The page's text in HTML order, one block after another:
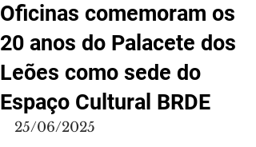
Oficinas comemoram os
20 anos do Palacete dos
Leões como sede do
Espaço Cultural BRDE
25/06/2025